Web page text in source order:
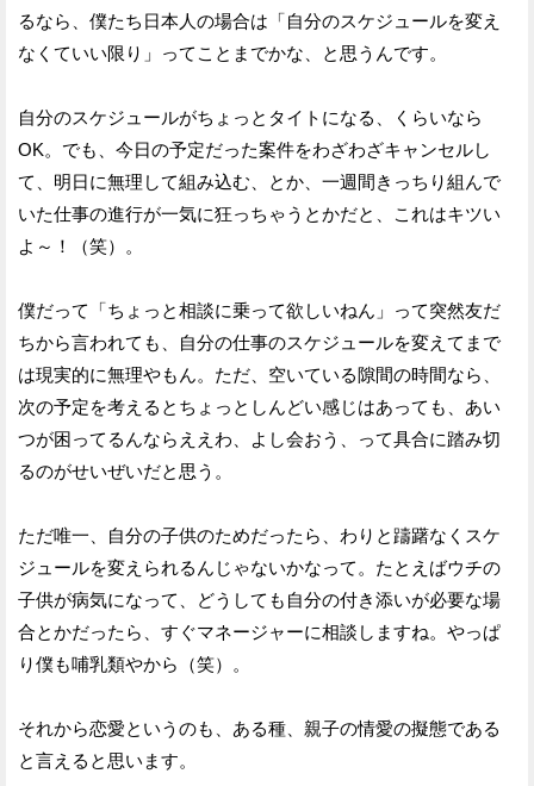
るなら、僕たち日本人の場合は「自分のスケジュールを変え
なくていい限り」ってことまでかな、と思うんです。
自分のスケジュールがちょっとタイトになる、くらいなら
OK。でも、今日の予定だった案件をわざわざキャンセルし
て、明日に無理して組み込む、とか、一週間きっちり組んで
いた仕事の進行が一気に狂っちゃうとかだと、これはキツい
よ～！（笑）。
僕だって「ちょっと相談に乗って欲しいねん」って突然友だ
ちから言われても、自分の仕事のスケジュールを変えてまで
は現実的に無理やもん。ただ、空いている隙間の時間なら、
次の予定を考えるとちょっとしんどい感じはあっても、あい
つが困ってるんならええわ、よし会おう、って具合に踏み切
るのがせいぜいだと思う。
ただ唯一、自分の子供のためだったら、わりと躊躇なくスケ
ジュールを変えられるんじゃないかなって。たとえばウチの
子供が病気になって、どうしても自分の付き添いが必要な場
合とかだったら、すぐマネージャーに相談しますね。やっぱ
り僕も哺乳類やから（笑）。
それから恋愛というのも、ある種、親子の情愛の擬態である
と言えると思います。